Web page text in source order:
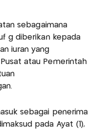
sebagaimana
g diberikan kepada
iuran yang
atau Pemerintah
sebagai penerima
pada Ayat (1),